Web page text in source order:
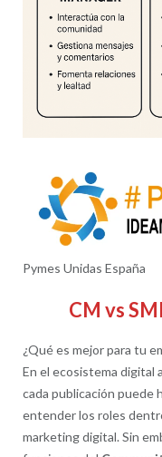
Pymes Unidas España
CM vs
¿Qué es mejor para tu
En el ecosistema digital
cada publicación puede
entender los roles
marketing digital. Sin